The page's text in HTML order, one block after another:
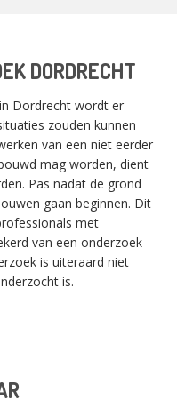
DORDRECHT
Dordrecht wordt er
zouden kunnen
van een niet eerder
mag worden, dient
Pas nadat de grond
gaan beginnen. Dit
met
van een onderzoek
is uiteraard niet
is.